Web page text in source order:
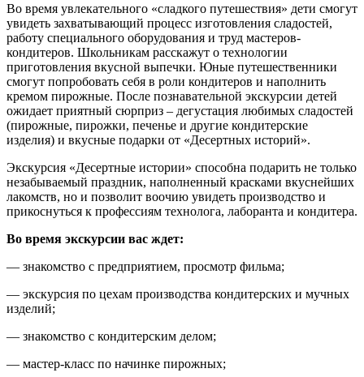
Во время увлекательного «сладкого путешествия» дети смогут
увидеть захватывающий процесс изготовления сладостей,
работу специального оборудования и труд мастеров-
кондитеров. Школьникам расскажут о технологии
приготовления вкусной выпечки. Юные путешественники
смогут попробовать себя в роли кондитеров и наполнить
кремом пирожные. После познавательной экскурсии детей
ожидает приятный сюрприз – дегустация любимых сладостей
(пирожные, пирожки, печенье и другие кондитерские
изделия) и вкусные подарки от «Десертных историй».
Экскурсия «Десертные истории» способна подарить не только
незабываемый праздник, наполненный красками вкуснейших
лакомств, но и позволит воочию увидеть производство и
прикоснуться к профессиям технолога, лаборанта и кондитера.
Во время экскурсии вас ждет:
— знакомство с предприятием, просмотр фильма;
— экскурсия по цехам производства кондитерских и мучных
изделий;
— знакомство с кондитерским делом;
— мастер-класс по начинке пирожных;